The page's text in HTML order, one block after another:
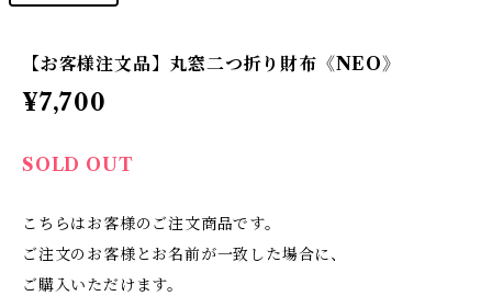
【お客様注文品】丸窓二つ折り財布《NEO》
¥7,700
SOLD OUT
こちらはお客様のご注文商品です。
ご注文のお客様とお名前が一致した場合に、
ご購入いただけます。